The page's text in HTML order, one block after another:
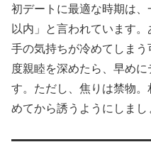
初デートに最適な時期は
以内」と言われています
手の気持ちが冷めてしま
度親睦を深めたら、早め
す。ただし、焦りは禁物
めてから誘うようにしまし